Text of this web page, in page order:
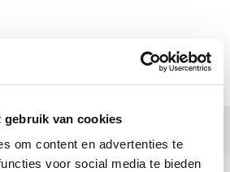
gebruik van cookies
om content en advertenties te
voor social media te bieden
a.substring(...).replaceAll is
a.substring(...).replaceAll is
a.substring(...).replaceAll is